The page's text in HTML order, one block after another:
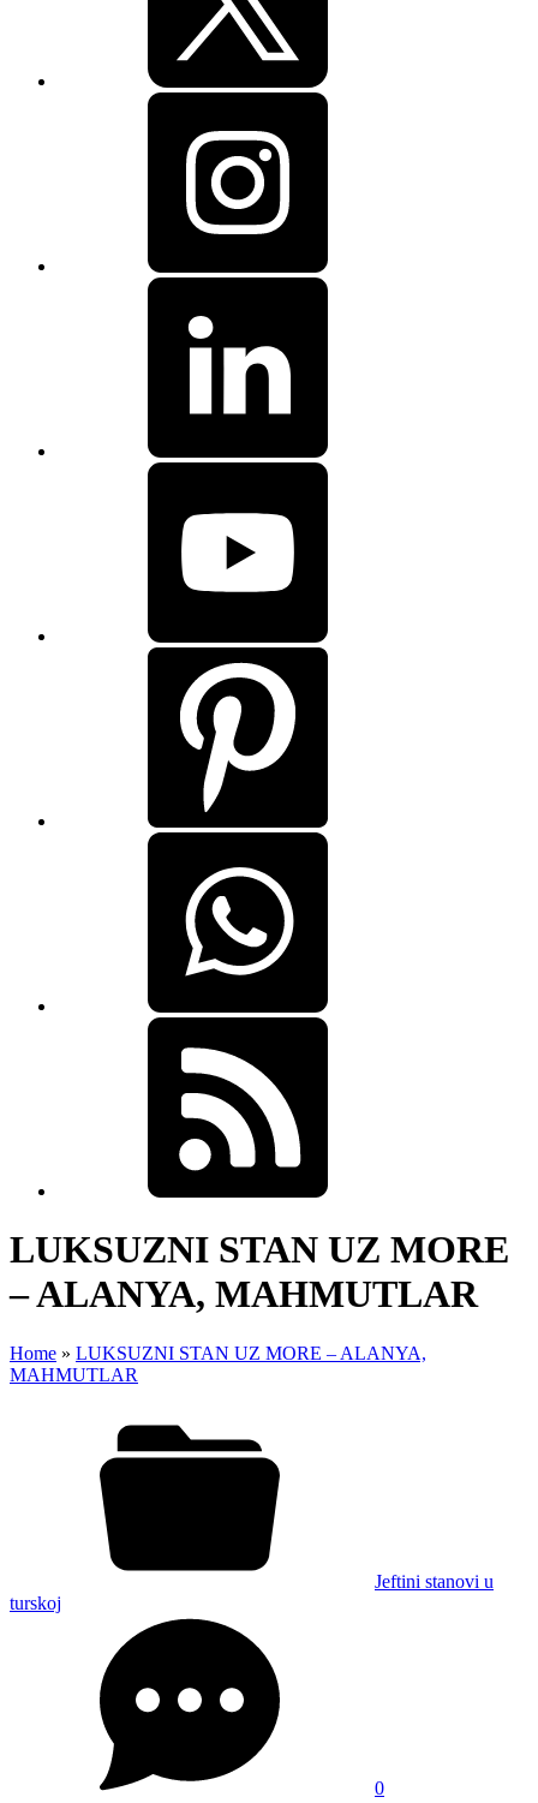
LUKSUZNI STAN UZ MORE
– ALANYA, MAHMUTLAR
Home » LUKSUZNI STAN UZ MORE – ALANYA,
MAHMUTLAR
Jeftini stanovi u
turskoj
0